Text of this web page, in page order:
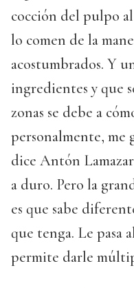
cocción del pulpo
lo comen de la
acostumbrados. Y
ingredientes y que
zonas se debe a
personalmente, me
dice Antón
a duro. Pero la
es que sabe
que tenga. Le pasa
permite darle